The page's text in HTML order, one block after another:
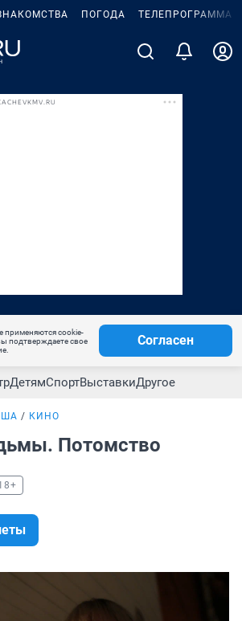
ПОГОДА ТЕЛЕПРОГРАММА
применяются cookie-
подтверждаете свое
Согласен
ДетямСпортВыставкиДругое
КИНО
Потомство